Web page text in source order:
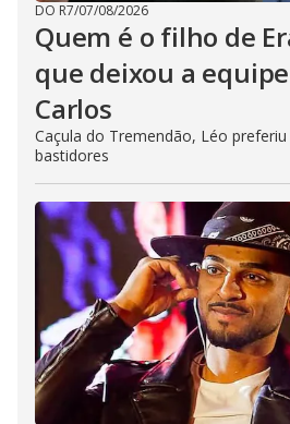
DO R7/07/08/2026
Quem é o filho de
que deixou a
Carlos
Caçula do Tremendão, Léo
bastidores